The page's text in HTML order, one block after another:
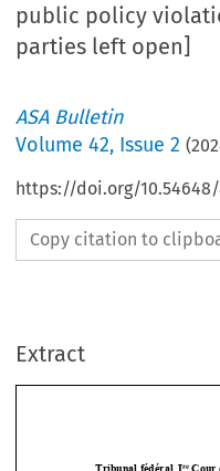
public policy
parties left open]
ASA Bulletin
Volume42, Issue 2 (
https://doi.org/10.54648/
Copy citation to
Extract

juge présidant, Hohl,